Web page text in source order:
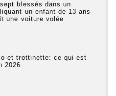
blessés dans un
un enfant de 13 ans
une voiture volée
et trottinette: ce qui est
2026